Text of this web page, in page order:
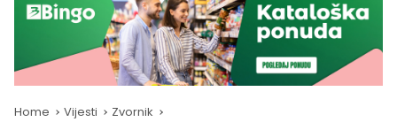
Home Vijesti Zvornik